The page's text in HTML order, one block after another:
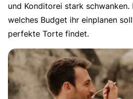
und Konditorei stark
welches Budget ihr einplanen
perfekte Torte findet.